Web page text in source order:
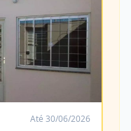
Até 30/06/2026